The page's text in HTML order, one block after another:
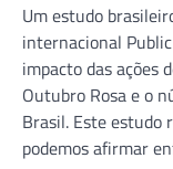
Um estudo
internacional
impacto das ações
Outubro Rosa e o
Brasil. Este estudo
podemos afirmar